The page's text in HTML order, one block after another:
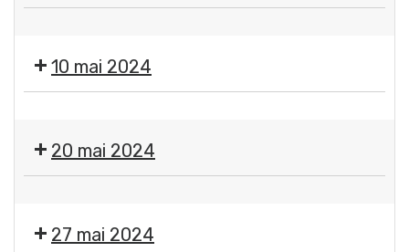
services
des
services
10 mai 2024
des
services
20 mai 2024
des27 mai 2024